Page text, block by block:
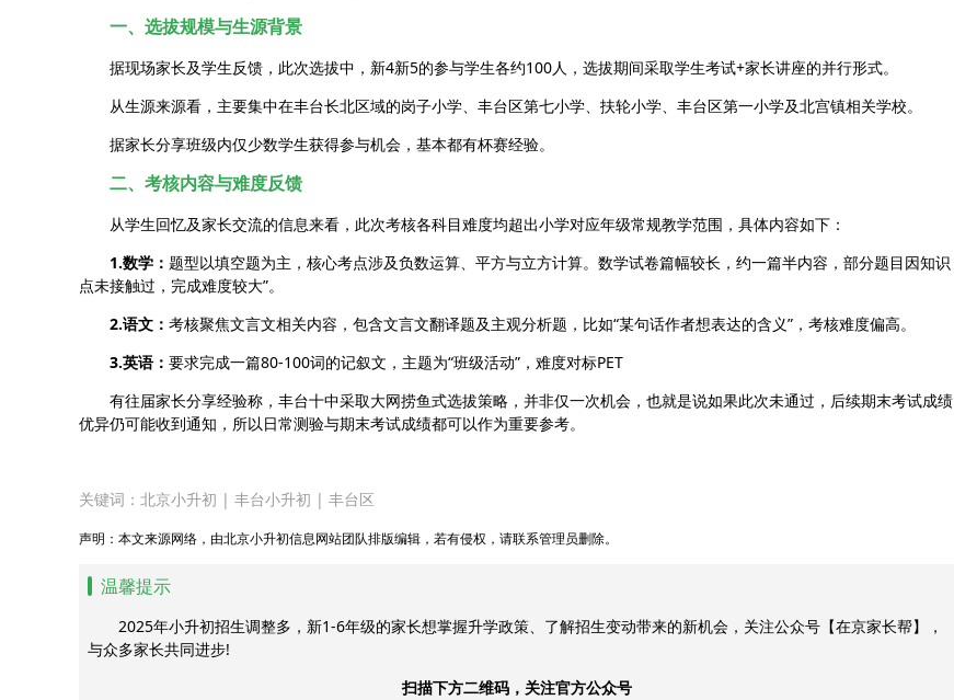
一、选拔规模与生源背景
据现场家长及学生反馈，此次选拔中，新4新5的参与学生各约100人，选拔期间采取学生考试+家长讲座的并行形式。
从生源来源看，主要集中在丰台长北区域的岗子小学、丰台区第七小学、扶轮小学、丰台区第一小学及北宫镇相关学校。
据家长分享班级内仅少数学生获得参与机会，基本都有杯赛经验。
二、考核内容与难度反馈
从学生回忆及家长交流的信息来看，此次考核各科目难度均超出小学对应年级常规教学范围，具体内容如下：
1.数学： 题型以填空题为主，核心考点涉及负数运算、平方与立方计算。数学试卷篇幅较长，约一篇半内容，部分题目因知识
点未接触过，完成难度较大”。
2.语文： 考核聚焦文言文相关内容，包含文言文翻译题及主观分析题，比如“某句话作者想表达的含义”，考核难度偏高。
3.英语： 要求完成一篇80-100词的记叙文，主题为“班级活动”，难度对标PET
有往届家长分享经验称，丰台十中采取大网捞鱼式选拔策略，并非仅一次机会，也就是说如果此次未通过，后续期末考试成绩
优异仍可能收到通知，所以日常测验与期末考试成绩都可以作为重要参考。
关键词： 北京小升初 | 丰台小升初 | 丰台区
声明：本文来源网络，由北京小升初信息网站团队排版编辑，若有侵权，请联系管理员删除。
温馨提示
2025年小升初招生调整多，新1-6年级的家长想掌握升学政策、了解招生变动带来的新机会，关注公众号【在京家长帮】，
与众多家长共同进步!
扫描下方二维码，关注官方公众号